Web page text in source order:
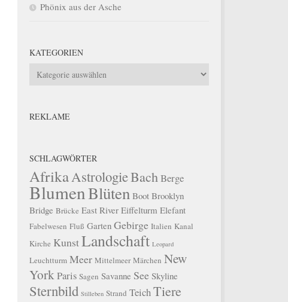
Phönix aus der Asche
KATEGORIEN
Kategorien
REKLAME
SCHLAGWÖRTER
AfrikaAstrologieBachBerge
BlumenBlüten Boot Brooklyn
Bridge Brücke East River Eiffelturm Elefant
Fabelwesen Fluß Garten Gebirge Italien Kanal
Kirche KunstLandschaft Leopard
Leuchtturm Meer Mittelmeer Märchen New
YorkParis Sagen Savanne See Skyline
Sternbild Stilleben Strand TeichTiere